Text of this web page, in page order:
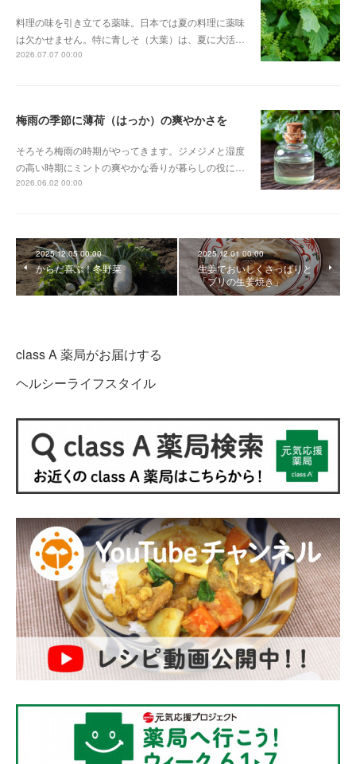
料理の味を引き立てる薬味。日本では夏の料理に薬味
は欠かせません。特に青しそ（大葉）は、夏に大活…
2026.07.07 00:00
梅雨の季節に薄荷（はっか）の爽やかさを
そろそろ梅雨の時期がやってきます。ジメジメと湿度
の高い時期にミントの爽やかな香りが暮らしの役に…
2026.06.02 00:00
2025.12.05 00:00
からだ喜ぶ！冬野菜
2025.12.01 00:00
生姜でおいしくさっぱりと
「ブリの生姜焼き」
class A 薬局がお届けする
ヘルシーライフスタイル